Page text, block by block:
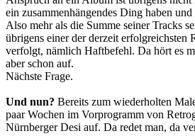
ein zusammenhängendes Ding haben
Also mehr als die Summe seiner Tracks
übrigens einer der derzeit erfolgreichsten
verfolgt, nämlich Haftbefehl. Da hört es
aber schon auf.
Nächste Frage.
Und nun? Bereits zum wiederholten
paar Wochen im Vorprogramm von
Nürnberger Desi auf. Da redet man, da